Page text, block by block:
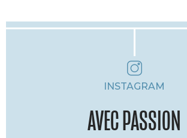
INSTAGRAM
AVEC PASSION